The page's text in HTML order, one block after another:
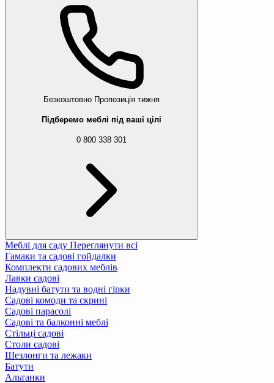
Безкоштовно Пропозиція тижня
Підберемо меблі під ваші цілі
0 800 338 301
Меблі для саду Переглянути всі
Гамаки та садові гойдалки
Комплекти садових меблів
Лавки садові
Надувні батути та водні гірки
Садові комоди та скрині
Садові парасолі
Садові та балконні меблі
Стільці садові
Столи садові
Шезлонги та лежаки
Батути
Альтанки